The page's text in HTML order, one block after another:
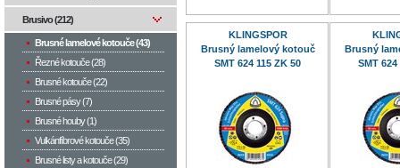
nerez
ocel
Oblasti použití:
nerez
KLINGSPOR
Brusný lamelový kotouč
SMT 624 115 ZK 50
Brusný
SMT 624
Brusivo (212)
Brusné lamelové kotouče (43)
Řezné kotouče (28)
Brusné kotouče (22)
Brusné pásy (7)
Brusné houby (1)
Vulkánfíbrové kotouče (35)
Brusné listy a kotouče (29)